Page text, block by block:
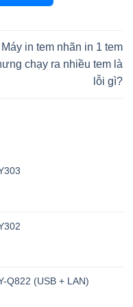
Máy in tem nhãn in 1 tem
chạy ra nhiều tem là
lỗi gì?
Q822 (USB + LAN)